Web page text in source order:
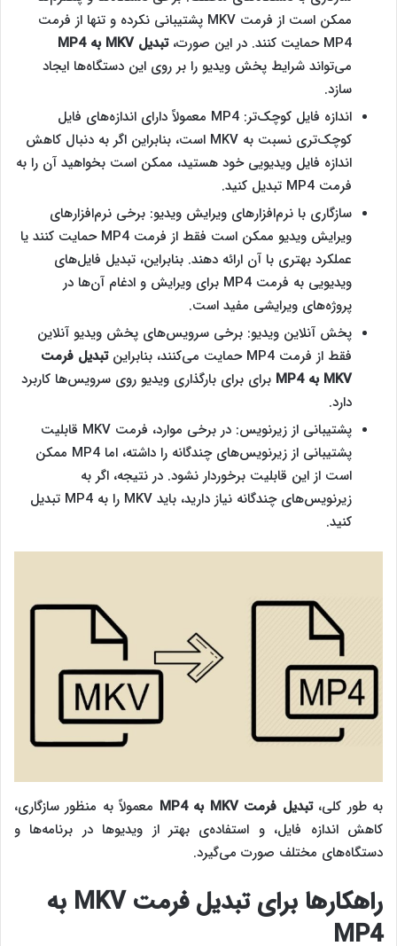
ممکن است از فرمت MKV پشتیبانی نکرده و تنها از فرمت
MP4 حمایت کنند. در این صورت،
تبدیلMKV بهMP4
می‌تواند شرایط پخش ویدیو را بر روی این دستگاه‌ها ایجاد
سازد.
اندازه فایل کوچک‌تر: MP4 معمولاً دارای اندازه‌های فایل
کوچک‌تری نسبت به MKV است، بنابراین اگر به دنبال کاهش
اندازه فایل ویدیویی خود هستید، ممکن است بخواهید آن را به
فرمت MP4 تبدیل کنید.
سازگاری با نرم‌افزارهای ویرایش ویدیو: برخی نرم‌افزارهای
ویرایش ویدیو ممکن است فقط از فرمت MP4 حمایت کنند یا
عملکرد بهتری با آن ارائه دهند. بنابراین، تبدیل فایل‌های
ویدیویی به فرمت MP4 برای ویرایش و ادغام آن‌ها در
پروژه‌های ویرایشی مفید است.
پخش آنلاین ویدیو: برخی سرویس‌های پخش ویدیو آنلاین
فقط از فرمت MP4 حمایت می‌کنند، بنابراین
تبدیل فرمت
MKV بهMP4 برای برای بارگذاری ویدیو روی سرویس‌ها کاربرد
دارد.
پشتیبانی از زیرنویس: در برخی موارد، فرمت MKV قابلیت
پشتیبانی از زیرنویس‌های چندگانه را داشته، اما MP4 ممکن
است از این قابلیت برخوردار نشود. در نتیجه، اگر به
زیرنویس‌های چندگانه نیاز دارید، باید MKV را به MP4 تبدیل
کنید.
به طور کلی،تبدیل فرمتMKV بهMP4 معمولاً به منظور سازگاری،
کاهش اندازه فایل، و استفاده‌ی بهتر از ویدیوها در برنامه‌ها و
دستگاه‌های مختلف صورت می‌گیرد.
راهکارها برایتبدیل فرمتMKV
به
MP4